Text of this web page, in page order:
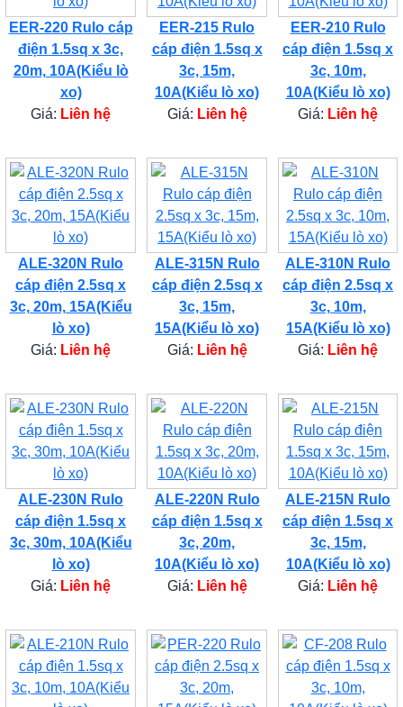
EER-220 Rulo cáp
điện 1.5sq x 3c,
20m, 10A(Kiểu lò
xo)
Giá: Liên hệ
EER-215 Rulo
cáp điện 1.5sq x
3c, 15m,
10A(Kiểu lò xo)
Giá: Liên hệ
EER-210 Rulo
cáp điện 1.5sq x
3c, 10m,
10A(Kiểu lò xo)
Giá: Liên hệ
ALE-320N Rulo
cáp điện 2.5sq x
3c, 20m, 15A(Kiểu
lò xo)
Giá: Liên hệ
ALE-315N Rulo
cáp điện 2.5sq x
3c, 15m,
15A(Kiểu lò xo)
Giá: Liên hệ
ALE-310N Rulo
cáp điện 2.5sq x
3c, 10m,
15A(Kiểu lò xo)
Giá: Liên hệ
ALE-230N Rulo
cáp điện 1.5sq x
3c, 30m, 10A(Kiểu
lò xo)
Giá: Liên hệ
ALE-220N Rulo
cáp điện 1.5sq x
3c, 20m,
10A(Kiểu lò xo)
Giá: Liên hệ
ALE-215N Rulo
cáp điện 1.5sq x
3c, 15m,
10A(Kiểu lò xo)
Giá: Liên hệ